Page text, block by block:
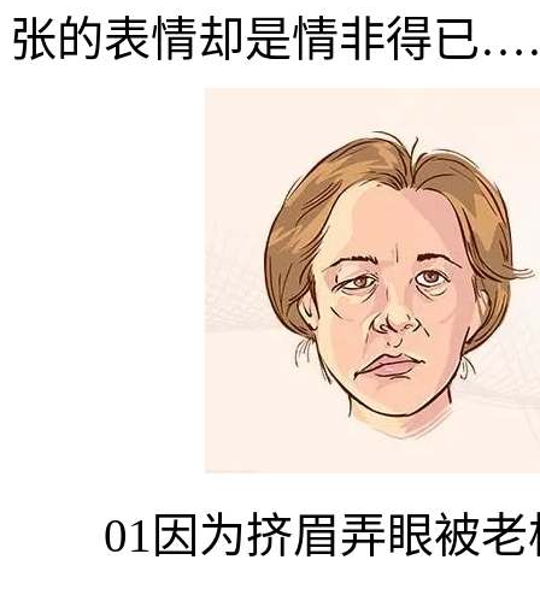
张的表情却是情非得已
01因为挤眉弄眼被老